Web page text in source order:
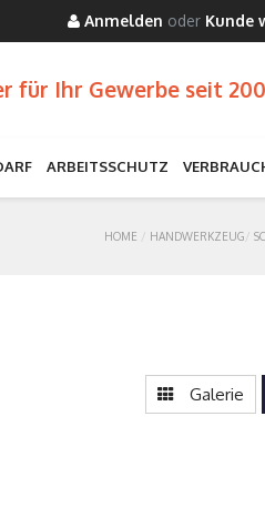
Anmelden oder Kunde
für Ihr Gewerbe seit
ARBEITSSCHUTZ
HOME HANDWERKZEUG
Galerie